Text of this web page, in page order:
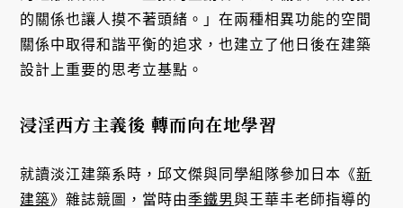
的關係也讓人摸不著頭緒。」在兩種相異功能的空間
關係中取得和諧平衡的追求，也建立了他日後在建築
設計上重要的思考立基點。
浸淫西方主義後 轉而向在地學習
就讀淡江建築系時，邱文傑與同學組隊參加日本《新
建築》雜誌競圖，當時由季鐵男與王華丰老師指導的